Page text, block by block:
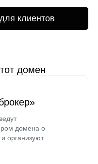
клиентов
домен
домена о
организуют